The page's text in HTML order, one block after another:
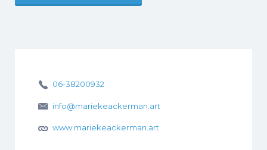
06-38200932
info@mariekeackerman.art
www.mariekeackerman.art